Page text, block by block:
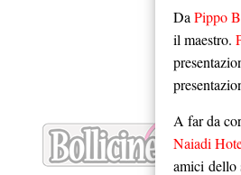
Da Pippo
il maestro.
A far da
Naiadi
amici dello